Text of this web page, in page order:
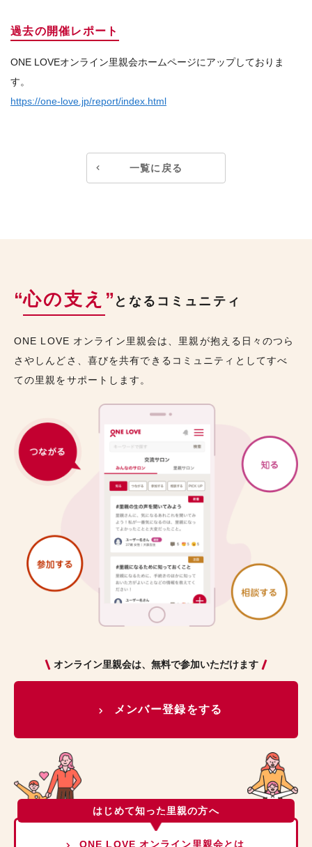
過去の開催レポート
ONE LOVEオンライン里親会ホームページにアップしておりま
す。
https://one-love.jp/report/index.html
一覧に戻る
“心の支え ” となるコミュニティ
ONE LOVE オンライン里親会は、里親が抱える日々のつら
さやしんどさ、喜びを共有できるコミュニティとしてすべ
ての里親をサポートします。
オンライン里親会は、無料で参加いただけます
メンバー登録をする
はじめて知った里親の方へ
ONE LOVE オンライン里親会とは